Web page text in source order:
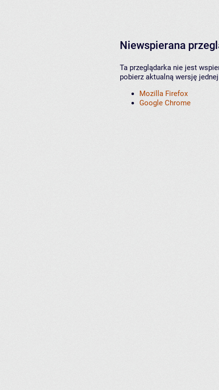
Niewspierana
Ta przeglądarka nie jest
pobierz aktualną wersję
Mozilla Firefox
Google Chrome